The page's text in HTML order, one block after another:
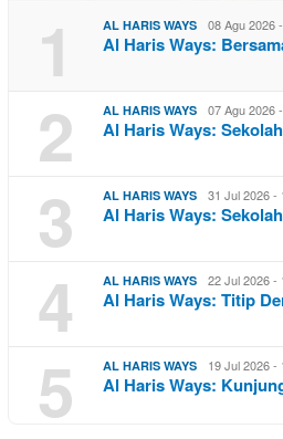
1 AL HARIS WAYS 08 Agu 2026
Al Haris Ways:
2 AL HARIS WAYS 07 Agu 2026
Al Haris Ways:
3 AL HARIS WAYS 31 Jul 2026 -
Al Haris Ways:
4 AL HARIS WAYS 22 Jul 2026 -
Al Haris Ways: Titip
5 AL HARIS WAYS 19 Jul 2026 -
Al Haris Ways: